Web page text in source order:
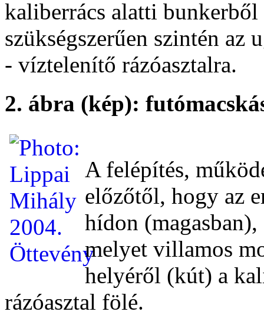
kaliberrács alatti
szükségszerűen szintén az
- víztelenítő rázóasztalra.
2. ábra (kép):
A felépítés,
előzőtől, hogy az
hídon
melyet villamos
helyéről (kút) a
rázóasztal fölé.